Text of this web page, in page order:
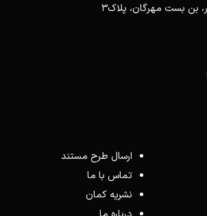
بن بست مهرگان، پلاک3
ارسال طرح مستند
تماس با ما
نشریه کمان